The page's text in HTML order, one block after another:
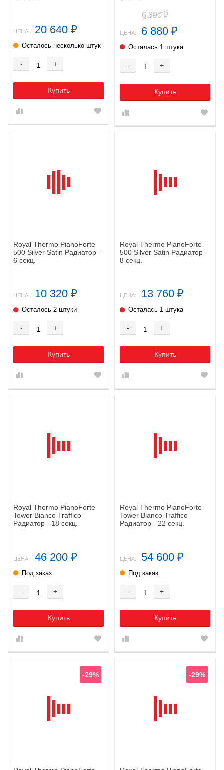
ЦЕНА: 20 640 ₽
Осталось несколько штук
- +
Купить
6 890₽
ЦЕНА: 6 880 ₽
Осталась 1 штука
- +
Купить
Royal Thermo PianoForte
500 Silver Satin Радиатор -
6 секц.
ЦЕНА: 10 320 ₽
Осталось 2 штуки
- +
Купить
Royal Thermo PianoForte
500 Silver Satin Радиатор -
8 секц.
ЦЕНА: 13 760 ₽
Осталась 1 штука
- +
Купить
Royal Thermo PianoForte
Tower Bianco Traffico
Радиатор - 18 секц.
ЦЕНА: 46 200 ₽
Под заказ
- +
Купить
Royal Thermo PianoForte
Tower Bianco Traffico
Радиатор - 22 секц.
ЦЕНА: 54 600 ₽
Под заказ
- +
Купить
-29% -29%